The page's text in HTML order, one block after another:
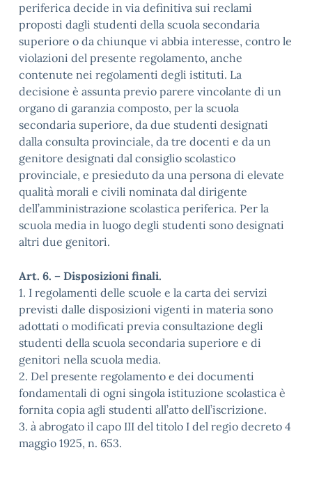
periferica decide in via definitiva sui reclami
proposti dagli studenti della scuola secondaria
superiore o da chiunque vi abbia interesse, contro le
violazioni del presente regolamento, anche
contenute nei regolamenti degli istituti. La
decisione è assunta previo parere vincolante di un
organo di garanzia composto, per la scuola
secondaria superiore, da due studenti designati
dalla consulta provinciale, da tre docenti e da un
genitore designati dal consiglio scolastico
provinciale, e presieduto da una persona di elevate
qualità morali e civili nominata dal dirigente
dell’amministrazione scolastica periferica. Per la
scuola media in luogo degli studenti sono designati
altri due genitori.
Art. 6. – Disposizioni finali.
1. I regolamenti delle scuole e la carta dei servizi
previsti dalle disposizioni vigenti in materia sono
adottati o modificati previa consultazione degli
studenti della scuola secondaria superiore e di
genitori nella scuola media.
2. Del presente regolamento e dei documenti
fondamentali di ogni singola istituzione scolastica è
fornita copia agli studenti all’atto dell’iscrizione.
3. à abrogato il capo III del titolo I del regio decreto 4
maggio 1925, n. 653.